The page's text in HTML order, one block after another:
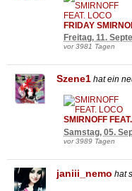
FRIDAY
Freitag, 11.
vor 3981 Tagen
Szene1 hat ein
SMIRNOFF
Samstag, 05.
vor 3989 Tagen
janiii_nemo hat